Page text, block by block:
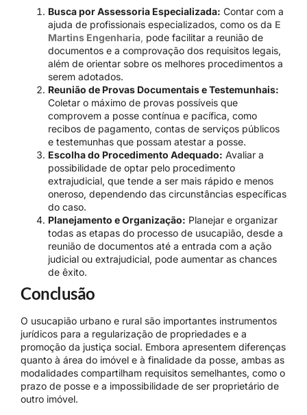
Busca por Assessoria Especializada: Contar com a
ajuda de profissionais especializados, como os da E
Martins Engenharia, pode facilitar a reunião de
documentos e a comprovação dos requisitos legais,
além de orientar sobre os melhores procedimentos a
serem adotados.
Reunião de Provas Documentais e Testemunhais:
Coletar o máximo de provas possíveis que
comprovem a posse contínua e pacífica, como
recibos de pagamento, contas de serviços públicos
e testemunhas que possam atestar a posse.
Escolha do Procedimento Adequado: Avaliar a
possibilidade de optar pelo procedimento
extrajudicial, que tende a ser mais rápido e menos
oneroso, dependendo das circunstâncias específicas
do caso.
Planejamento e Organização: Planejar e organizar
todas as etapas do processo de usucapião, desde a
reunião de documentos até a entrada com a ação
judicial ou extrajudicial, pode aumentar as chances
de êxito.
Conclusão
O usucapião urbano e rural são importantes instrumentos
jurídicos para a regularização de propriedades e a
promoção da justiça social. Embora apresentem diferenças
quanto à área do imóvel e à finalidade da posse, ambas as
modalidades compartilham requisitos semelhantes, como o
prazo de posse e a impossibilidade de ser proprietário de
outro imóvel.